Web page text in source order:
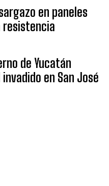
en paneles
resistencia
de Yucatán
en San José